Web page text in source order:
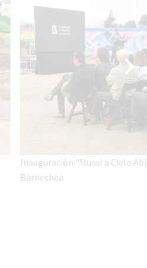
Inauguración "Mural a Cielo
Barnechea